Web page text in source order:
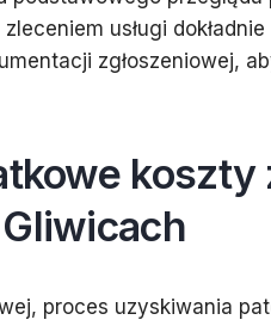
usługi
zgłoszeniowej,
proces uzyskiwania